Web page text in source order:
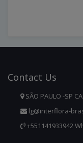
Contact Us
SÃO PAULO -SP
lg@interflora-
+551141933942